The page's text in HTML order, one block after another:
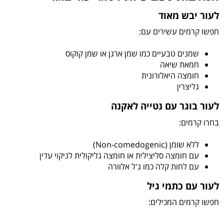
לעור יבש מאוד
חפשו קרמים עשירים עם:
שמנים טבעיים כמו שמן ארגן או שמן קוקוס
חמאת שיאה
חומצה היאלורונית
גליצרין
לעור בוגר עם נטייה לאקנה
בחרו קרמים:
ללא שומן (Non-comedogenic)
עם חומצה סליצילית או חומצה גליקולית לניקוי עדין
עם לחות קלה כמו ג'ל אלוורה
לעור עם כתמי גיל
חפשו קרמים המכילים: